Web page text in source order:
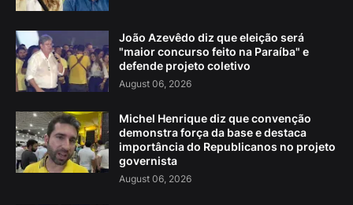
João Azevêdo diz que eleição será
"maior concurso feito na Paraíba" e
defende projeto coletivo
August 06, 2026
Michel Henrique diz que convenção
demonstra força da base e destaca
importância do Republicanos no projeto
governista
August 06, 2026